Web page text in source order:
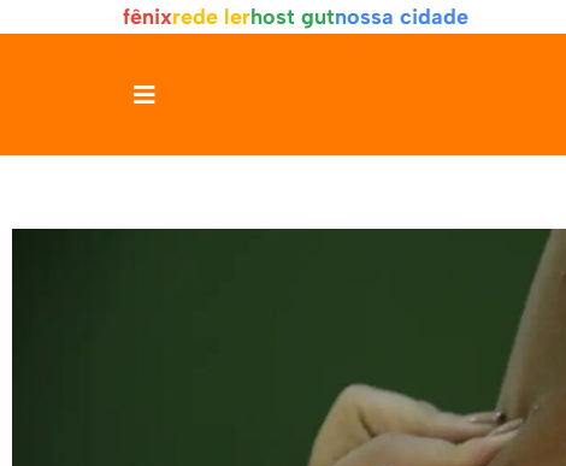
fênixrede lerhost gutnossa cidade